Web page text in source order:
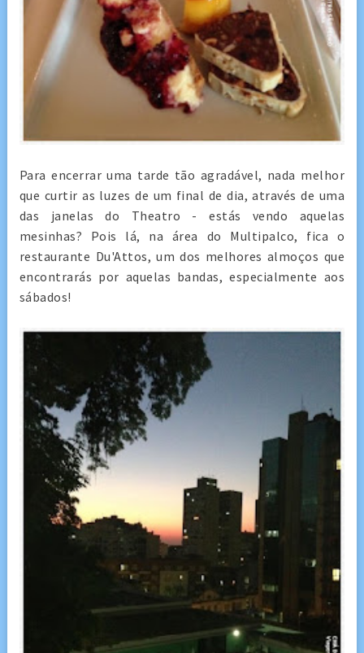
Para encerrar uma tarde tão agradável, nada melhor
que curtir as luzes de um final de dia, através de uma
das janelas do Theatro - estás vendo aquelas
mesinhas? Pois lá, na área do Multipalco, fica o
restaurante Du'Attos, um dos melhores almoços que
encontrarás por aquelas bandas, especialmente aos
sábados!